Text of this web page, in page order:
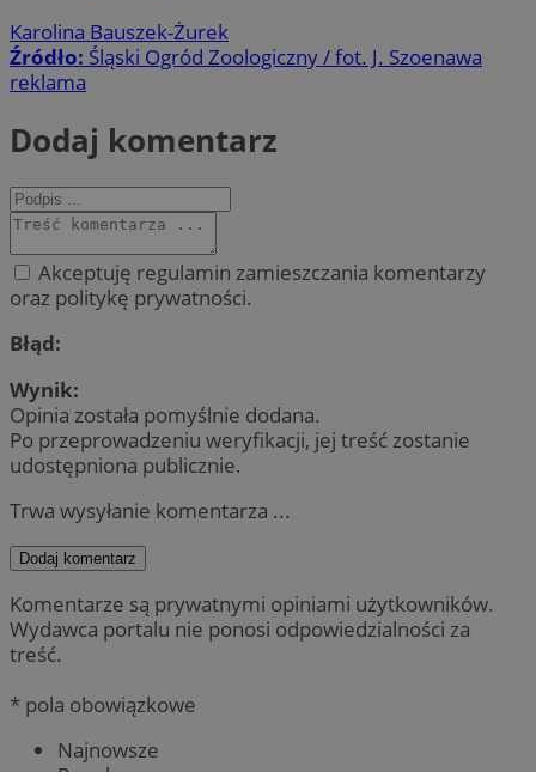
Karolina Bauszek-Żurek
Źródło: Śląski Ogród Zoologiczny / fot. J. Szoenawa
reklama
Dodaj komentarz
Akceptuję regulamin zamieszczania komentarzy
oraz politykę prywatności.
Błąd:
Wynik:
Opinia została pomyślnie dodana.
Po przeprowadzeniu weryfikacji, jej treść zostanie
udostępniona publicznie.
Trwa wysyłanie komentarza ...
Dodaj komentarz
Komentarze są prywatnymi opiniami użytkowników.
Wydawca portalu nie ponosi odpowiedzialności za
treść.
* pola obowiązkowe
Najnowsze